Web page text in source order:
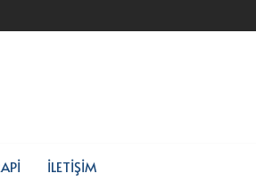
İLETIŞIM